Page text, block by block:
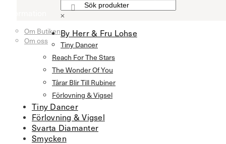
Om Butiken
Om oss
×
By Herr & Fru Lohse
Tiny Dancer
Reach For The Stars
The Wonder Of You
Tårar Blir Till Rubiner
Förlovning & Vigsel
Tiny Dancer
Förlovning & Vigsel
Svarta Diamanter
Smycken